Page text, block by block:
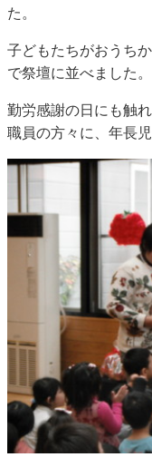
た。
子どもたちがおうち
で祭壇に並べました。
勤労感謝の日にも触
職員の方々に、年長